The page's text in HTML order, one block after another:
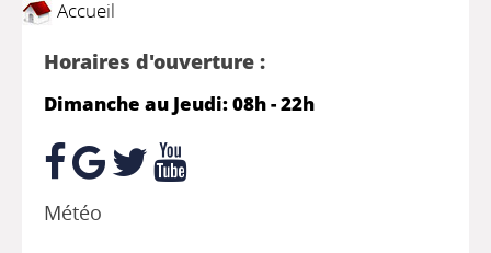
Accueil
Horaires d'ouverture :
Dimanche au Jeudi: 08h - 22h
Météo